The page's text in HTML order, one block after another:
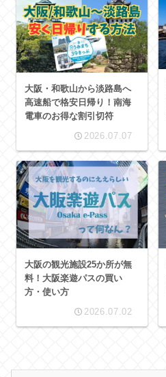
大阪・和歌山から淡路島へ
高速船で格安日帰り！南海
電車のお得な割引切符
2026.07.07
大阪の観光施設25か所が無
料！大阪楽遊パスの買い
方・使い方
2026.07.02